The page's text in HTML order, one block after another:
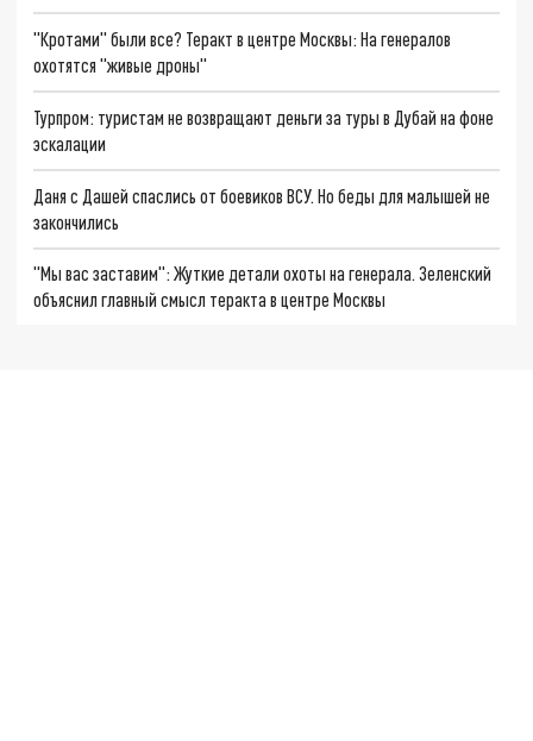
"Кротами" были все? Теракт в центре Москвы: На генералов
охотятся "живые дроны"
Турпром: туристам не возвращают деньги за туры в Дубай на фоне
эскалации
Даня с Дашей спаслись от боевиков ВСУ. Но беды для малышей не
закончились
"Мы вас заставим": Жуткие детали охоты на генерала. Зеленский
объяснил главный смысл теракта в центре Москвы